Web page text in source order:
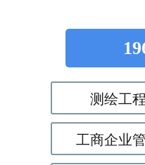
测绘工程
工商企业